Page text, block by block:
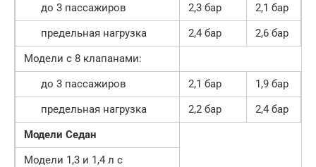
до 3 пассажиров
2,3 бар
2,1 бар
предельная нагрузка
2,4 бар
2,6 бар
Модели с 8 клапанами:
до 3 пассажиров
2,1 бар
1,9 бар
предельная нагрузка
2,2 бар
2,4 бар
Модели Седан
Модели 1,3 и 1,4 л с